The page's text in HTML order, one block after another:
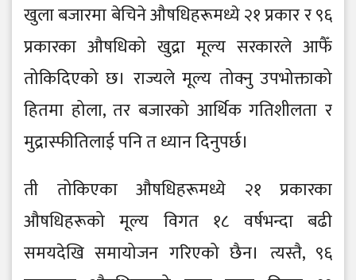
खुला बजारमा बेचिने औषधिहरूमध्ये २१ प्रकार र ९६
प्रकारका औषधिको खुद्रा मूल्य सरकारले आफैँ
तोकिदिएको छ। राज्यले मूल्य तोक्नु उपभोक्ताको
हितमा होला, तर बजारको आर्थिक गतिशीलता र
मुद्रास्फीतिलाई पनि त ध्यान दिनुपर्छ।
ती तोकिएका औषधिहरूमध्ये २१ प्रकारका
औषधिहरूको मूल्य विगत १८ वर्षभन्दा बढी
समयदेखि समायोजन गरिएको छैन। त्यस्तै, ९६